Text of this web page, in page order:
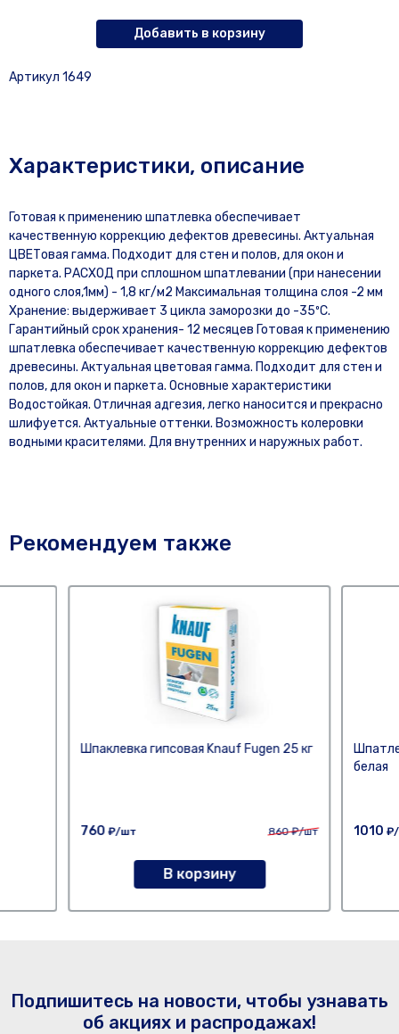
Добавить в корзину
Артикул 1649
Характеристики, описание
Готовая к применению шпатлевка обеспечивает
качественную коррекцию дефектов древесины. Актуальная
ЦВЕТовая гамма. Подходит для стен и полов, для окон и
паркета. РАСХОД при сплошном шпатлевании (при нанесении
одного слоя,1мм) - 1,8 кг/м2 Максимальная толщина слоя -2 мм
Хранение: выдерживает 3 цикла заморозки до -35ºC.
Гарантийный срок хранения- 12 месяцев Готовая к применению
шпатлевка обеспечивает качественную коррекцию дефектов
древесины. Актуальная цветовая гамма. Подходит для стен и
полов, для окон и паркета. Основные характеристики
Водостойкая. Отличная адгезия, легко наносится и прекрасно
шлифуется. Актуальные оттенки. Возможность колеровки
водными красителями. Для внутренних и наружных работ.
Рекомендуем также
Шпаклевка гипсовая Knauf Fugen 25 кг
760 ₽/шт 860₽/шт
В корзину
белая
1010
Подпишитесь на новости, чтобы узнавать
об акциях и распродажах!